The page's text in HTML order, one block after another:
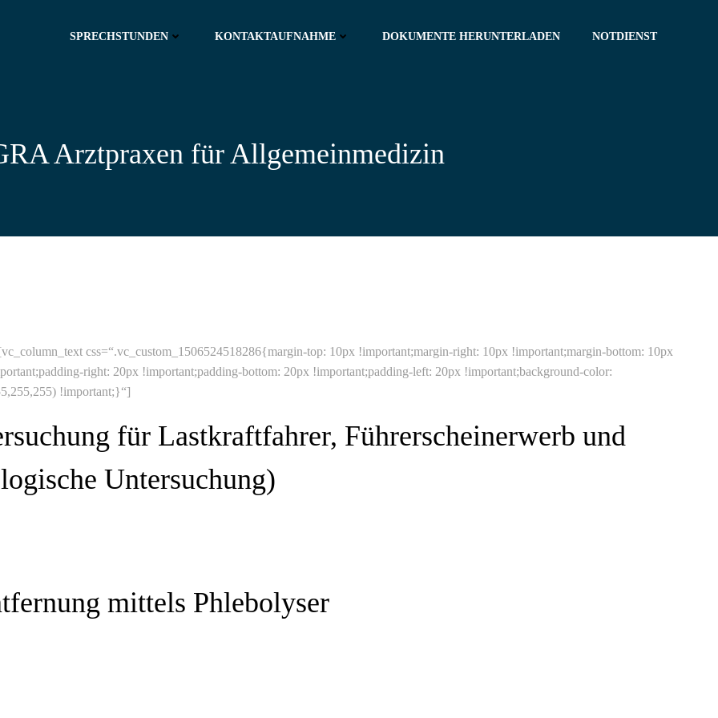
SPRECHSTUNDEN KONTAKTAUFNAHME DOKUMENTE HERUNTERLADEN NOTDIENST
Arztpraxen für Allgemeinmedizin
css=“.vc_custom_1506524518286{margin-top: 10px !important;margin-right: 10px !important;margin-bottom: 10px
right: 20px !important;padding-bottom: 20px !important;padding-left: 20px !important;background-color:
!important;}“]
für Lastkraftfahrer, Führerscheinerwerb und
Untersuchung)
mittels Phlebolyser